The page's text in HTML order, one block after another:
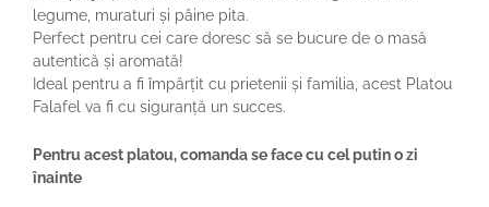
legume, muraturi și pâine pita.
Perfect pentru cei care doresc să se bucure de o masă
autentică și aromată!
Ideal pentru a fi împărțit cu prietenii și familia, acest Platou
Falafel va fi cu siguranță un succes.
Pentru acest platou, comanda se face cu cel putin o zi
înainte